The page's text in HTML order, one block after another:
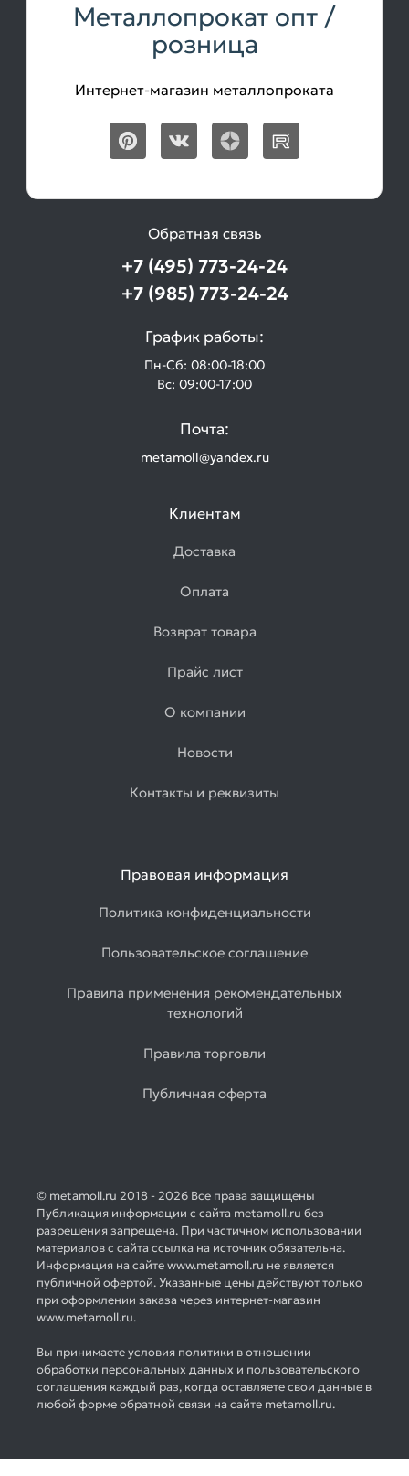
Металлопрокат опт /
розница
Интернет-магазин металлопроката
Обратная связь
+7 (495) 773-24-24
+7 (985) 773-24-24
График работы:
Пн-Сб: 08:00-18:00
Вс: 09:00-17:00
Почта:
metamoll@yandex.ru
Клиентам
Доставка
Оплата
Возврат товара
Прайс лист
О компании
Новости
Контакты и реквизиты
Правовая информация
Политика конфиденциальности
Пользовательское соглашение
Правила применения рекомендательных
технологий
Правила торговли
Публичная оферта
© metamoll.ru 2018 - 2026 Все права защищены
Публикация информации с сайта metamoll.ru без
разрешения запрещена. При частичном использовании
материалов с сайта ссылка на источник обязательна.
Информация на сайте www.metamoll.ru не является
публичной офертой. Указанные цены действуют только
при оформлении заказа через интернет-магазин
www.metamoll.ru.
Вы принимаете условия политики в отношении
обработки персональных данных и пользовательского
соглашения каждый раз, когда оставляете свои данные в
любой форме обратной связи на сайте metamoll.ru.